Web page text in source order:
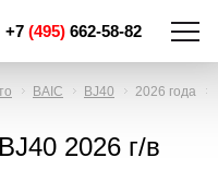
+7 (495) 662-58-82
BAIC BJ40 2026 года
2026 г/в